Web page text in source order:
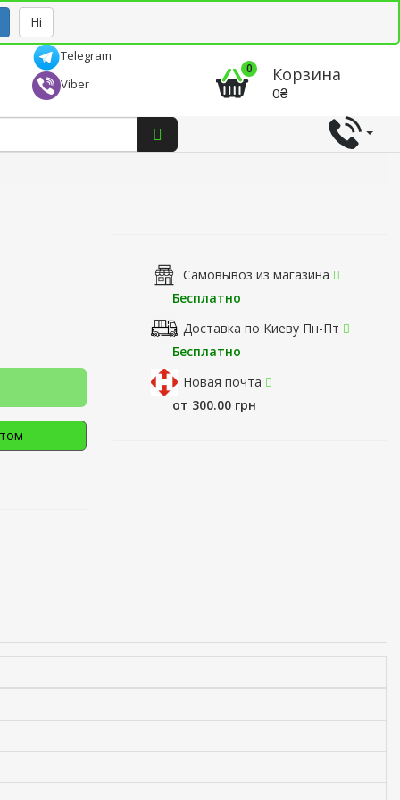
Ні
Telegram
Viber
0 Корзина
0₴
Самовывоз из магазина
Бесплатно
Доставка по Киеву Пн-Пт
Бесплатно
Новая почта
от 300.00 грн